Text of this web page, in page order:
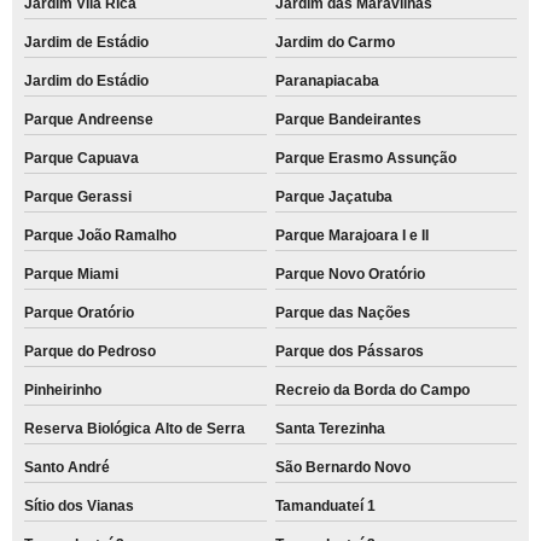
Jardim Vila Rica Jardim das Maravilhas
Jardim de Estádio Jardim do Carmo
Jardim do Estádio Paranapiacaba
Parque Andreense Parque Bandeirantes
Parque Capuava Parque Erasmo Assunção
Parque Gerassi Parque Jaçatuba
Parque João Ramalho Parque Marajoara I e II
Parque Miami Parque Novo Oratório
Parque Oratório Parque das Nações
Parque do Pedroso Parque dos Pássaros
Pinheirinho Recreio da Borda do Campo
Reserva Biológica Alto de Serra Santa Terezinha
Santo André São Bernardo Novo
Sítio dos Vianas Tamanduateí 1